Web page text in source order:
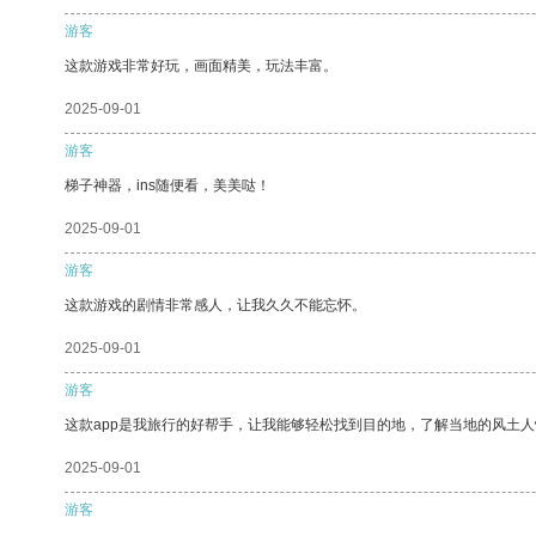
游客
这款游戏非常好玩，画面精美，玩法丰富。
2025-09-01
游客
梯子神器，ins随便看，美美哒！
2025-09-01
游客
这款游戏的剧情非常感人，让我久久不能忘怀。
2025-09-01
游客
这款app是我旅行的好帮手，让我能够轻松找到目的地，了解当地的风土
2025-09-01
游客